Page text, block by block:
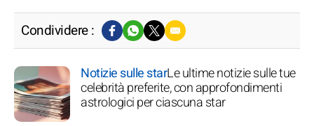
Condividere :
Notizie sulle starLe ultime notizie sulle tue
celebrità preferite, con approfondimenti
astrologici per ciascuna star